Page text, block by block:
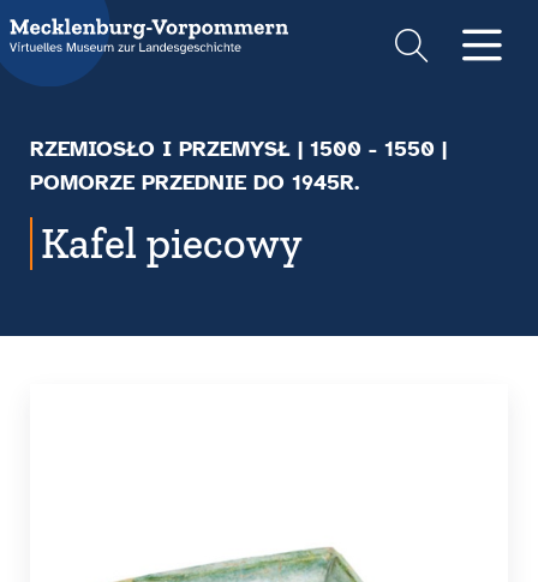
Suche
RZEMIOSŁO I PRZEMYSŁ | 1500 - 1550 |
POMORZE PRZEDNIE DO 1945R.
Kafel piecowy